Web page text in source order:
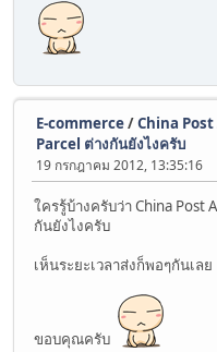
E-commerce/China
Parcel ต่างกันยังไงครับ
19 กรกฎาคม 2012, 13:35:16
ใครรู้บ้างครับว่า China Post
กันยังไงครับ
เห็นระยะเวลาส่งก็พอๆกันเลย
ขอบคุณครับ